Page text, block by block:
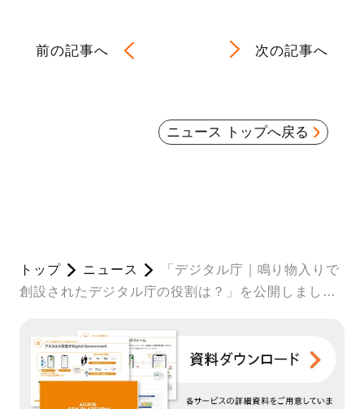
前の記事へ 次の記事へ
ニュース トップへ戻る
トップ ニュース
「デジタル庁｜鳴り物入りで
創設されたデジタル庁の役割は？」を公開しまし